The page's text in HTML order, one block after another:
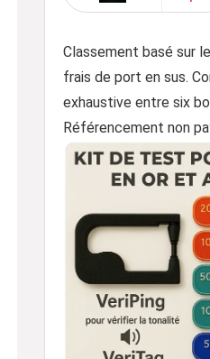
Classement basé sur
frais de port en sus.
exhaustive entre six
Référencement non